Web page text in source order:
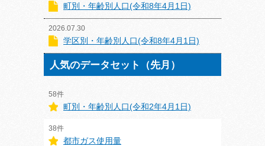
町別・年齢別人口(令和8年4月1日)
2026.07.30
学区別・年齢別人口(令和8年4月1日)
人気のデータセット（先月）
58件
町別・年齢別人口(令和2年4月1日)
38件
都市ガス使用量